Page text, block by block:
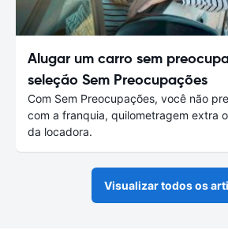
Alugar um carro sem
seleção Sem Preocupações
Com Sem Preocupações, você não
com a franquia, quilometragem extra
da locadora.
Visualizar todos os